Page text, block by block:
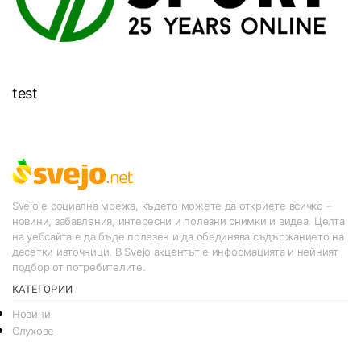
test
Svejo е социална мрежа, където можете да откриете всичко –
новини, забавления, интересни и полезни снимки и видеа. Целта
на уебсайта е да бъде полезен и да обединява съдържанието на
десетки източници. В Svejo акцентът е информацията и нейният
подбор от потребителите.
КАТЕГОРИИ
Новини
Слухове